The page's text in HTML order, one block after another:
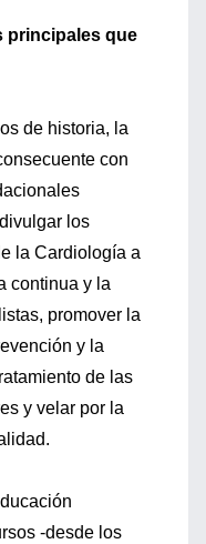
principales que
de historia, la
con
los
la Cardiología a
continua y la
promover la
y la
de las
y velar por la
-desde los